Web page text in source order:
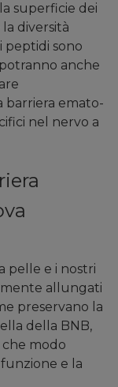
superficie dei
diversità
peptidi sono
anche
barriera emato-
nel nervo a
pelle e i nostri
allungati
preservano la
della BNB,
che modo
e la